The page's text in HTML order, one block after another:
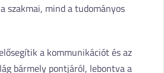
szakmai, mind a tudományos
a kommunikációt és az
bármely pontjáról, lebontva a